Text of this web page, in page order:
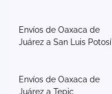
Envíos de Oaxaca de
Juárez a San Luis Potosí
Envíos de Oaxaca de
Juárez a Tepic